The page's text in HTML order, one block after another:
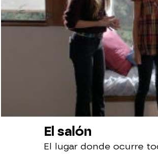
El salón
El lugar donde ocurre